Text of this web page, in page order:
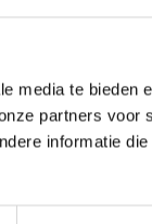
media te bieden
partners voor
informatie